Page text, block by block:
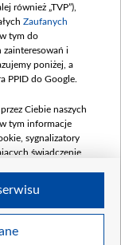
2025
(wpłata
również „TVP”),
Zaufanych
tym do
zainteresowań i
poniżej, a
PPID do Google.
Ciebie naszych
tym informacje
sygnalizatory
świadczenie
Ciebie